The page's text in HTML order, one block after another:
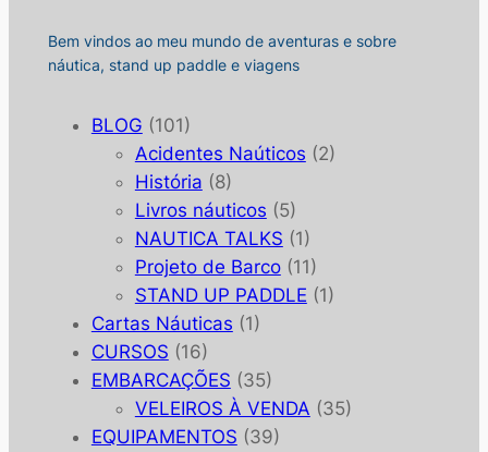
Bem vindos ao meu mundo de aventuras e sobre
náutica, stand up paddle e viagens
BLOG (101)
Acidentes Naúticos (2)
História (8)
Livros náuticos (5)
NAUTICA TALKS (1)
Projeto de Barco(11)
STAND UP PADDLE (1)
Cartas Náuticas (1)
CURSOS (16)
EMBARCAÇÕES (35)
VELEIROS À VENDA (35)
EQUIPAMENTOS (39)